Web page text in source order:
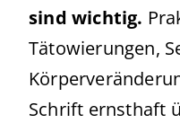
sind wichtig.
Tätowierungen,
Schrift ernsthaft